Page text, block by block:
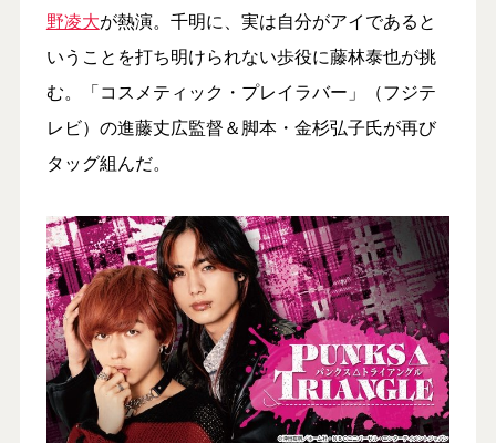
野凌大が熱演。千明に、実は自分がアイであると
いうことを打ち明けられない歩役に藤林泰也が挑
む。「コスメティック・プレイラバー」（フジテ
レビ）の進藤丈広監督＆脚本・金杉弘子氏が再び
タッグ組んだ。